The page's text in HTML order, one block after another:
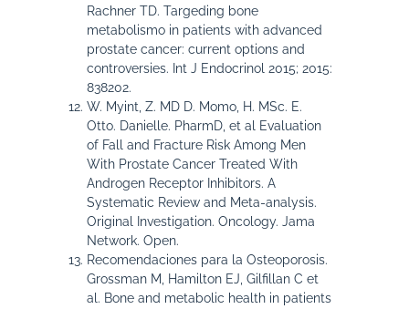
Rachner TD. Targeding bone
metabolismo in patients with advanced
prostate cancer: current options and
controversies. Int J Endocrinol 2015; 2015:
838202.
W. Myint, Z. MD D. Momo, H. MSc. E.
Otto. Danielle. PharmD, et al Evaluation
of Fall and Fracture Risk Among Men
With Prostate Cancer Treated With
Androgen Receptor Inhibitors. A
Systematic Review and Meta-analysis.
Original Investigation. Oncology. Jama
Network. Open.
Recomendaciones para la Osteoporosis.
Grossman M, Hamilton EJ, Gilfillan C et
al. Bone and metabolic health in patients